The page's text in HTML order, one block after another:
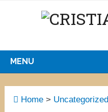
MENU
Home > Uncategorized